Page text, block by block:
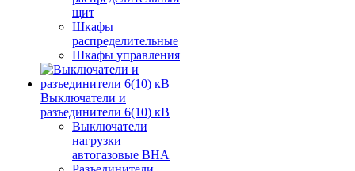
щит
Шкафы
распределительные
Шкафы управления
Выключатели и
разъединители 6(10) кВ
Выключатели
нагрузки
автогазовые ВНА